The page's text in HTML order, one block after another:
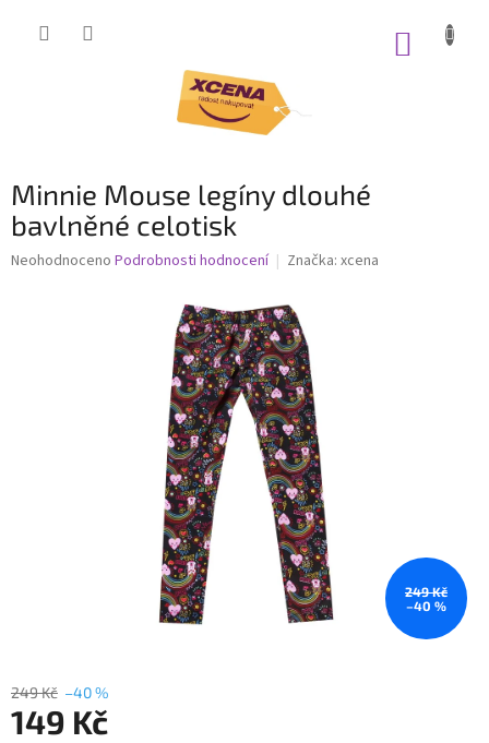
Minnie Mouse legíny dlouhé
bavlněné celotisk
Průměrné
Neohodnoceno Podrobnosti hodnocení Značka: xcena
249 Kč
–40 %
249 Kč –40 %
149 Kč